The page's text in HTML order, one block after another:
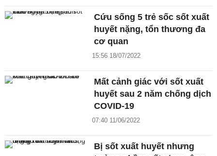
Cứu sống 5 trẻ sốc sốt xuất
huyết nặng, tổn thương đa
cơ quan
15:56 18/07/2022
Mất cảnh giác với sốt xuất
huyết sau 2 năm chống dịch
COVID-19
07:40 11/06/2022
Bị sốt xuất huyết nhưng